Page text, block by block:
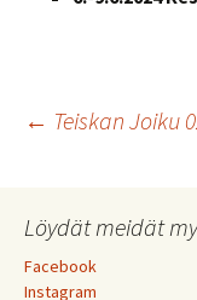
selaus
← Teiskan Joiku
Löydät meidät
Facebook
Instagram